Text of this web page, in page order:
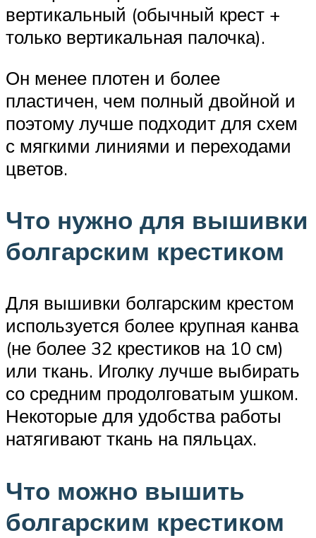
вертикальный (обычный крест +
только вертикальная палочка).
Он менее плотен и более
пластичен, чем полный двойной и
поэтому лучше подходит для схем
с мягкими линиями и переходами
цветов.
Что нужно для вышивки
болгарским крестиком
Для вышивки болгарским крестом
используется более крупная канва
(не более 32 крестиков на 10 см)
или ткань. Иголку лучше выбирать
со средним продолговатым ушком.
Некоторые для удобства работы
натягивают ткань на пяльцах.
Что можно вышить
болгарским крестиком